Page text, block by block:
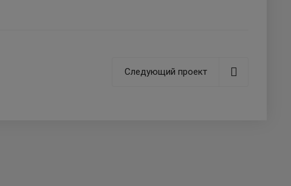
Следующий проект